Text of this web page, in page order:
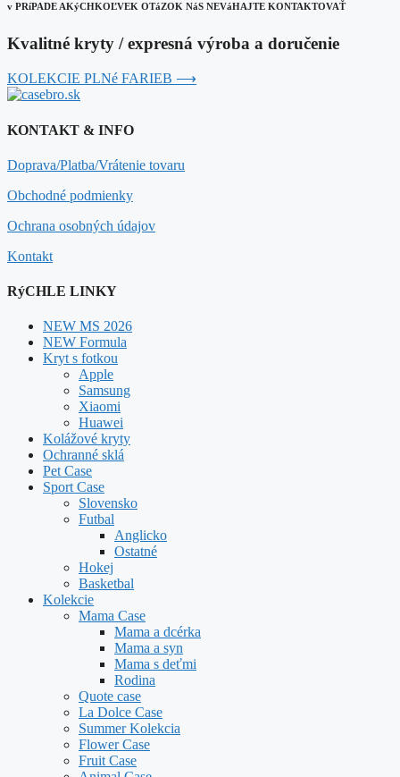
v PRíPADE AKýCHKOĽVEK OTáZOK NáS NEVáHAJTE KONTAKTOVAŤ
Kvalitné kryty / expresná výroba a doručenie
KOLEKCIE PLNé FARIEB ⟶
KONTAKT & INFO
Doprava/Platba/Vrátenie tovaru
Obchodné podmienky
Ochrana osobných údajov
Kontakt
RýCHLE LINKY
NEW MS 2026
NEW Formula
Kryt s fotkou
Apple
Samsung
Xiaomi
Huawei
Kolážové kryty
Ochranné sklá
Pet Case
Sport Case
Slovensko
Futbal
Anglicko
Ostatné
Hokej
Basketbal
Kolekcie
Mama Case
Mama a dcérka
Mama a syn
Mama s deťmi
Rodina
Quote case
La Dolce Case
Summer Kolekcia
Flower Case
Fruit Case